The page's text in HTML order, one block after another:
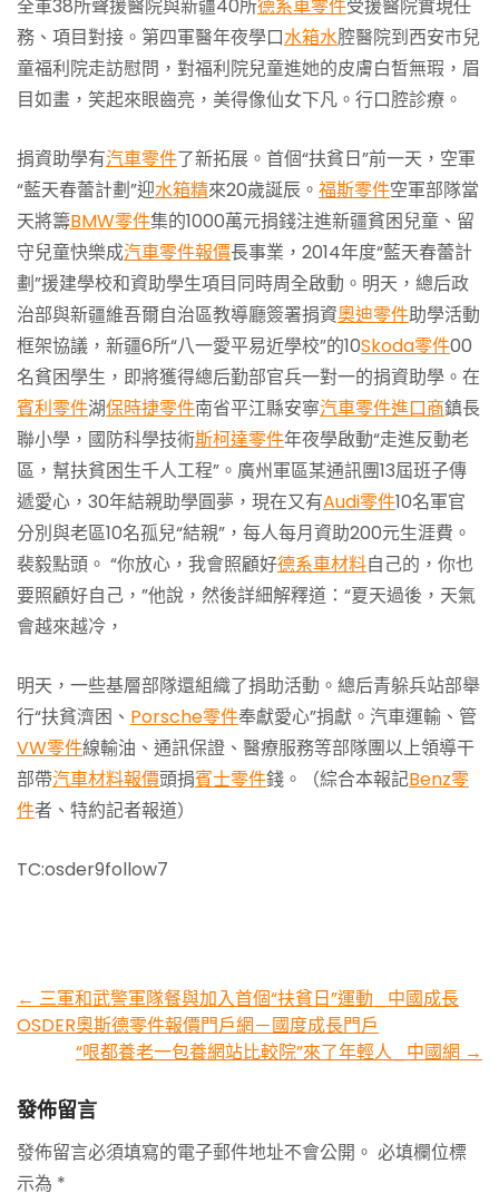
全軍38所聲援醫院與新疆40所德系車零件受援醫院實現任
務、項目對接。第四軍醫年夜學口水箱水腔醫院到西安市兒
童福利院走訪慰問，對福利院兒童進她的皮膚白皙無瑕，眉
目如畫，笑起來眼齒亮，美得像仙女下凡。行口腔診療。
捐資助學有汽車零件了新拓展。首個“扶貧日”前一天，空軍
“藍天春蕾計劃”迎水箱精來20歲誕辰。 福斯零件空軍部隊當
天將籌BMW零件集的1000萬元捐錢注進新疆貧困兒童、留
守兒童快樂成汽車零件報價長事業，2014年度“藍天春蕾計
劃”援建學校和資助學生項目同時周全啟動。明天，總后政
治部與新疆維吾爾自治區教導廳簽署捐資奧迪零件助學活動
框架協議，新疆6所“八一愛平易近學校”的10Skoda零件00
名貧困學生，即將獲得總后勤部官兵一對一的捐資助學。在
賓利零件湖保時捷零件南省平江縣安寧汽車零件進口商鎮長
聯小學，國防科學技術斯柯達零件年夜學啟動“走進反動老
區，幫扶貧困生千人工程”。廣州軍區某通訊團13屆班子傳
遞愛心，30年結親助學圓夢，現在又有Audi零件10名軍官
分別與老區10名孤兒“結親”，每人每月資助200元生涯費。
裴毅點頭。 “你放心，我會照顧好德系車材料自己的，你也
要照顧好自己，”他說，然後詳細解釋道：“夏天過後，天氣
會越來越冷，
明天，一些基層部隊還組織了捐助活動。總后青躲兵站部舉
行“扶貧濟困、 Porsche零件奉獻愛心”捐獻。汽車運輸、管
VW零件線輸油、通訊保證、醫療服務等部隊團以上領導干
部帶汽車材料報價頭捐賓士零件錢。（綜合本報記Benz零
件者、特約記者報道）
TC:osder9follow7
Post
navigation
← 三軍和武警軍隊餐與加入首個“扶貧日”運動_中國成長
OSDER奧斯德零件報價門戶網－國度成長門戶
“哏都養老一包養網站比較院”來了年輕人_中國網 →
發佈留言
發佈留言必須填寫的電子郵件地址不會公開。 必填欄位標
示為 *